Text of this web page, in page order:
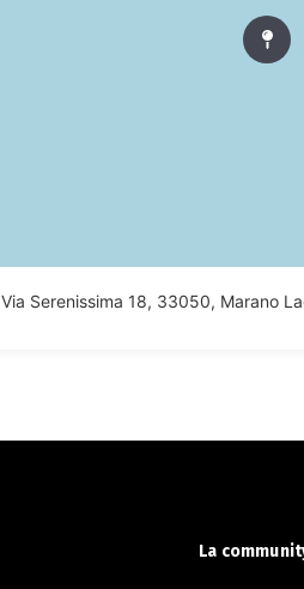
Via Serenissima 18, 33050, Marano
La